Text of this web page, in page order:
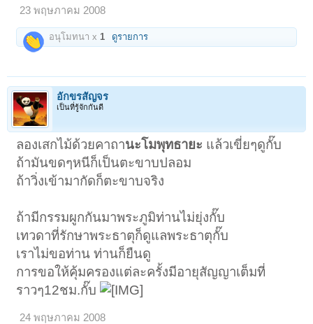
23 พฤษภาคม 2008
อนุโมทนา x 1 ดูรายการ
อักขรสัญจร
เป็นที่รู้จักกันดี
ลองเสกไม้ด้วยคาถานะโมพุทธายะ แล้วเขี่ยๆดูกั๊บ
ถ้ามันขดๆหนีก็เป็นตะขาบปลอม
ถ้าวิ่งเข้ามากัดก็ตะขาบจริง
ถ้ามีกรรมผูกกันมาพระภูมิท่านไม่ยุ่งกั๊บ
เทวดาที่รักษาพระธาตุก็ดูแลพระธาตุกั๊บ
เราไม่ขอท่าน ท่านก็ยืนดู
การขอให้คุ้มครองแต่ละครั้งมีอายุสัญญาเต็มที่
ราวๆ12ชม.กั๊บ
24 พฤษภาคม 2008